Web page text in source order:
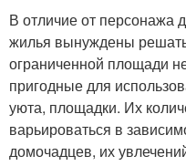
В отличие от персонажа
жилья вынуждены
ограниченной площади
пригодные для
уюта, площадки. Их
варьироваться в
домочадцев, их